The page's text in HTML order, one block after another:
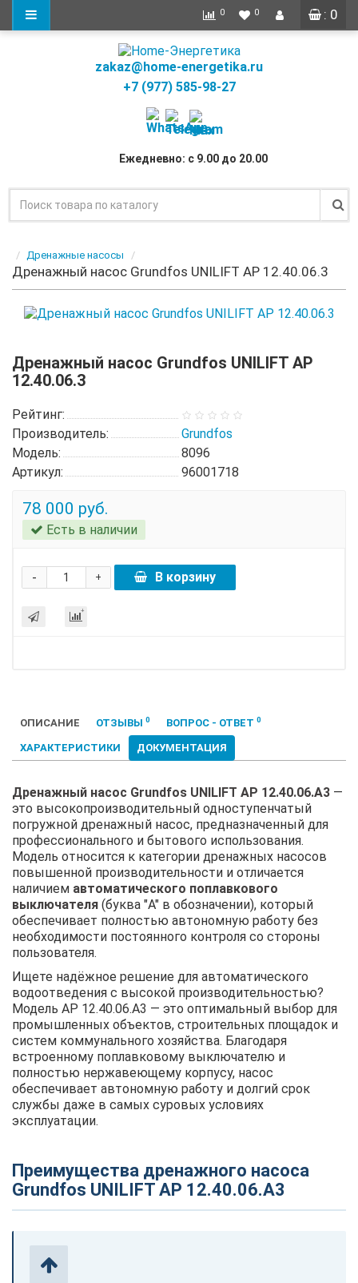
: 0
0 0
zakaz@home-energetika.ru
+7 (977) 585-98-27
Ежедневно: с 9.00 до 20.00
Дренажные насосы
Дренажный насос Grundfos UNILIFT AP 12.40.06.3
Дренажный насос Grundfos UNILIFT AP
12.40.06.3
Рейтинг:
Производитель:
Grundfos
Модель:
8096
Артикул:
96001718
78 000 руб.
Есть в наличии
+
- В корзину
ОПИСАНИЕ ОТЗЫВЫ 0 ВОПРОС - ОТВЕТ 0
ХАРАКТЕРИСТИКИ ДОКУМЕНТАЦИЯ
Дренажный насос Grundfos UNILIFT AP 12.40.06.A3 —
это высокопроизводительный одноступенчатый
погружной дренажный насос, предназначенный для
профессионального и бытового использования.
Модель относится к категории дренажных насосов
повышенной производительности и отличается
наличием автоматического поплавкового
выключателя (буква "A" в обозначении), который
обеспечивает полностью автономную работу без
необходимости постоянного контроля со стороны
пользователя.
Ищете надёжное решение для автоматического
водоотведения с высокой производительностью?
Модель AP 12.40.06.A3 — это оптимальный выбор для
промышленных объектов, строительных площадок и
систем коммунального хозяйства. Благодаря
встроенному поплавковому выключателю и
полностью нержавеющему корпусу, насос
обеспечивает автономную работу и долгий срок
службы даже в самых суровых условиях
эксплуатации.
Преимущества дренажного насоса
Grundfos UNILIFT AP 12.40.06.A3